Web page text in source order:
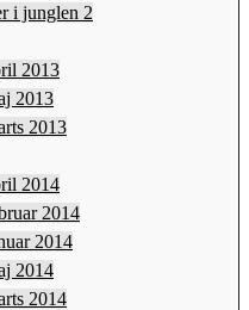
i junglen 2
2013
2013
2013
2014
2014
2014
2014
2014